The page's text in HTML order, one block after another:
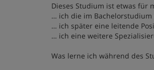
Dieses Studium ist etwas für
… ich die im
… ich später eine leitende
… ich eine weitere
Was lerne ich während des